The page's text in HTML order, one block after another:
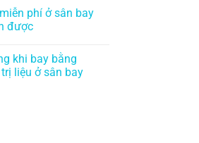
phí ở sân bay
được
khi bay bằng
liệu ở sân bay